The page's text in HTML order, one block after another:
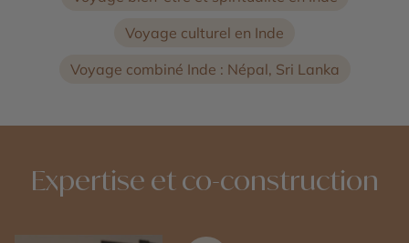
Voyage culturel en Inde
Voyage combiné Inde : Népal, Sri Lanka
Expertise et co-construction